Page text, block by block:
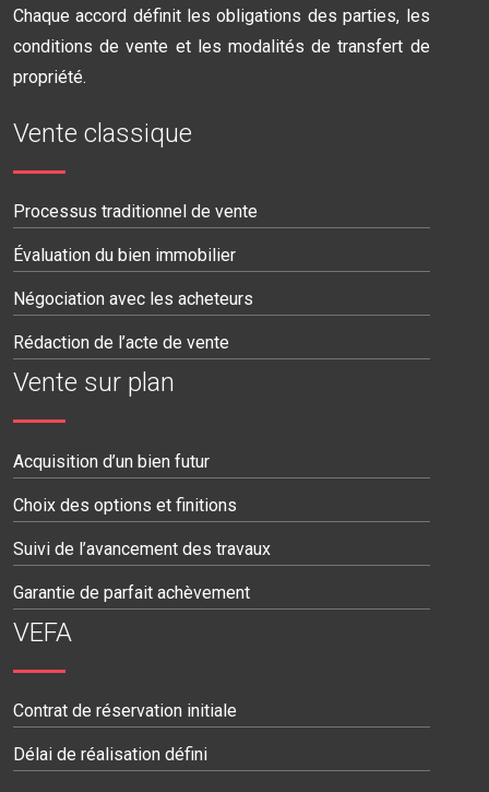
Chaque accord définit les obligations des parties, les
conditions de vente et les modalités de transfert de
propriété.
Vente classique
Processus traditionnel de vente
Évaluation du bien immobilier
Négociation avec les acheteurs
Rédaction de l’acte de vente
Vente sur plan
Acquisition d’un bien futur
Choix des options et finitions
Suivi de l’avancement des travaux
Garantie de parfait achèvement
VEFA
Contrat de réservation initiale
Délai de réalisation défini